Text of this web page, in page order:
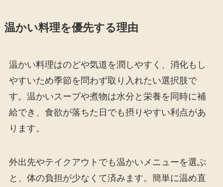
温かい料理を優先する理由
温かい料理はのどや気道を潤しやすく、消化もし
やすいため季節を問わず取り入れたい選択肢で
す。温かいスープや煮物は水分と栄養を同時に補
給でき、食欲が落ちた日でも摂りやすい利点があ
ります。
外出先やテイクアウトでも温かいメニューを選ぶ
と、体の負担が少なくて済みます。簡単に温め直